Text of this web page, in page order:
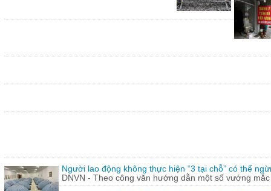
Người lao động không thực hiện “3 tại chỗ” có thể
DNVN - Theo công văn hướng dẫn một số vướng